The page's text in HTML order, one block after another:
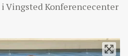
Vingsted Konferencecenter